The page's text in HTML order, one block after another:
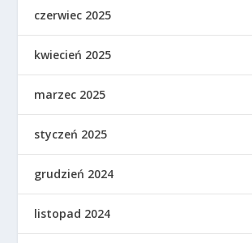
czerwiec 2025
kwiecień 2025
marzec 2025
styczeń 2025
grudzień 2024
listopad 2024